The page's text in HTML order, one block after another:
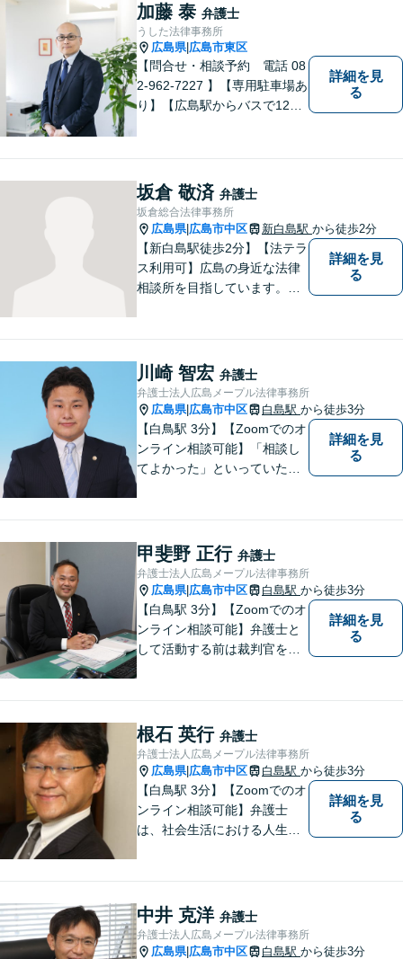
加藤 泰 弁護士
うした法律事務所
広島県| 広島市東区
【問合せ・相談予約 電話 08
2-962-7227 】【専用駐車場あ
り】【広島駅からバスで12
もお気軽に上記電話番号まで
お電話ください。
詳細を見
る
坂倉 敬済 弁護士
坂倉総合法律事務所
広島県| 広島市中区 新白島駅 から徒歩2分
【新白島駅徒歩2分】【法テラ
ス利用可】広島の身近な法律
相談所を目指しています。依
ルにお悩みの方はご相談くだ
さい。
詳細を見
る
川崎 智宏 弁護士
弁護士法人広島メープル法律事務所
広島県| 広島市中区 白島駅 から徒歩3分
【白鳥駅 3分】【Zoomでのオ
ンライン相談可能】「相談し
てよかった」といっていただ
スペースのご用意が可能で
す。ご希望の方はご予約の際
にお申し付けください。
詳細を見
る
甲斐野 正行 弁護士
弁護士法人広島メープル法律事務所
広島県| 広島市中区 白島駅 から徒歩3分
【白鳥駅 3分】【Zoomでのオ
ンライン相談可能】弁護士と
して活動する前は裁判官を務
と思っています。少しでも何
か気になることがありました
ら、お気軽にご相談くださ
い。
詳細を見
る
根石 英行 弁護士
弁護士法人広島メープル法律事務所
広島県| 広島市中区 白島駅 から徒歩3分
【白鳥駅 3分】【Zoomでのオ
ンライン相談可能】弁護士
は、社会生活における人生の
整えておりますので、困った
とき、迷ったときはお気軽に
ご相談ください。
詳細を見
る
中井 克洋 弁護士
弁護士法人広島メープル法律事務所
広島県| 広島市中区 白島駅 から徒歩3分